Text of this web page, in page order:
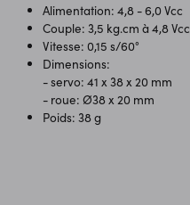
Alimentation: 4,8 - 6,0 Vcc
Couple: 3,5 kg.cm à 4,8 Vcc
Vitesse: 0,15 s/60°
Dimensions:
- servo: 41 x 38 x 20 mm
- roue: Ø38 x 20 mm
Poids: 38 g